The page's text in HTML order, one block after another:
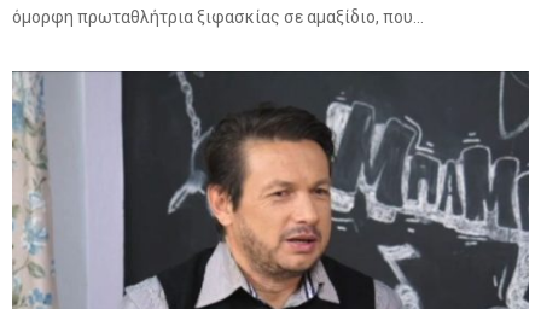
όμορφη πρωταθλήτρια ξιφασκίας σε αμαξίδιο, που...